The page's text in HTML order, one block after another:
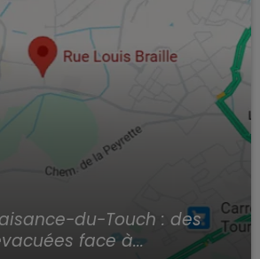
du-Touch : des
face à...